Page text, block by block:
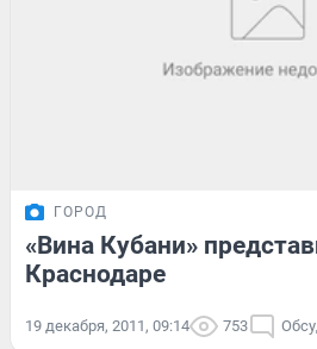
ГОРОД
«Вина Кубани»
Краснодаре
19 декабря, 2011, 09:14 753